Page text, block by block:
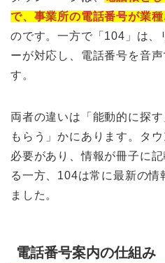
で、事業所の電話番号が業
のです。一方で「104」は、
ーが対応し、電話番号を音
す。
両者の違いは「能動的に探
もらう」かにあります。タ
必要があり、情報が冊子に
る一方、104は常に最新の情
ました。
電話番号案内の仕組み